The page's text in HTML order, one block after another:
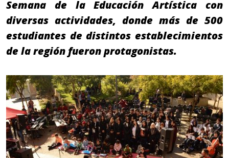
Semana de la Educación Artística con
diversas actividades, donde más de 500
estudiantes de distintos establecimientos
de la región fueron protagonistas.